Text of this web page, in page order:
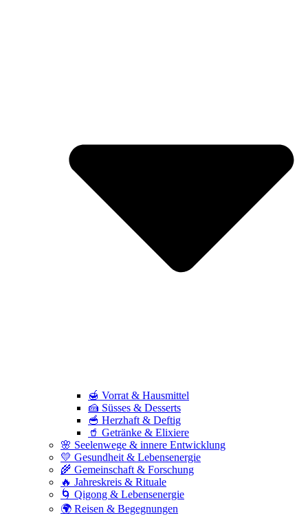
🍯 Vorrat & Hausmittel
🍰 Süsses & Desserts
🥣 Herzhaft & Deftig
🥤 Getränke & Elixiere
🌸 Seelenwege & innere Entwicklung
💛 Gesundheit & Lebensenergie
🌾 Gemeinschaft & Forschung
🔥 Jahreskreis & Rituale
🌀 Qigong & Lebensenergie
🌍 Reisen & Begegnungen